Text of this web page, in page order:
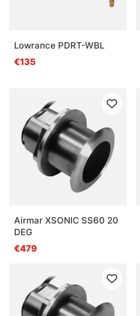
Lowrance PDRT-WBL
€135
Airmar XSONIC SS60 20
DEG
€479